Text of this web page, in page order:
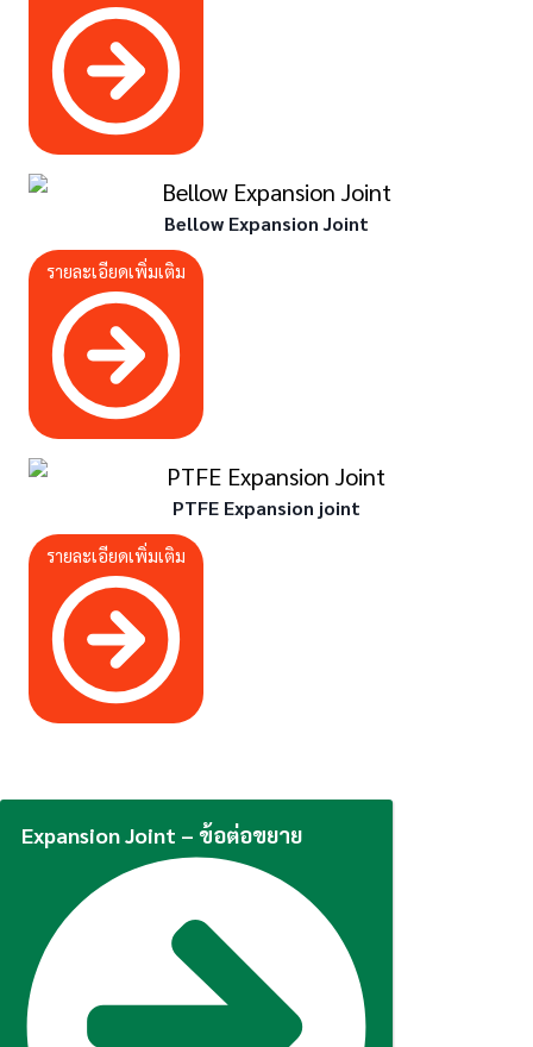
Bellow Expansion Joint
รายละเอียดเพิ่มเติม
PTFE Expansion joint
รายละเอียดเพิ่มเติม
Expansion Joint – ข้อต่อขยาย